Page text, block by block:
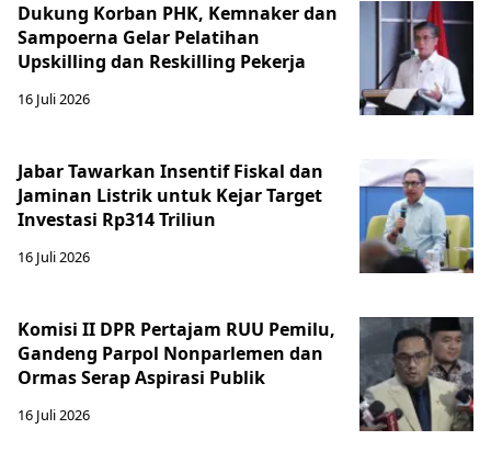
Dukung Korban PHK, Kemnaker dan
Sampoerna Gelar Pelatihan
Upskilling dan Reskilling Pekerja
16 Juli 2026
Jabar Tawarkan Insentif Fiskal dan
Jaminan Listrik untuk Kejar Target
Investasi Rp314 Triliun
16 Juli 2026
Komisi II DPR Pertajam RUU Pemilu,
Gandeng Parpol Nonparlemen dan
Ormas Serap Aspirasi Publik
16 Juli 2026